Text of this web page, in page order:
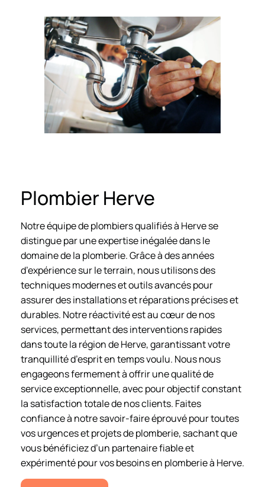
Plombier Herve
Notre équipe de plombiers qualifiés à Herve se
distingue par une expertise inégalée dans le
domaine de la plomberie. Grâce à des années
d’expérience sur le terrain, nous utilisons des
techniques modernes et outils avancés pour
assurer des installations et réparations précises et
durables. Notre réactivité est au cœur de nos
services, permettant des interventions rapides
dans toute la région de Herve, garantissant votre
tranquillité d’esprit en temps voulu. Nous nous
engageons fermement à offrir une qualité de
service exceptionnelle, avec pour objectif constant
la satisfaction totale de nos clients. Faites
confiance à notre savoir-faire éprouvé pour toutes
vos urgences et projets de plomberie, sachant que
vous bénéficiez d’un partenaire fiable et
expérimenté pour vos besoins en plomberie à Herve.